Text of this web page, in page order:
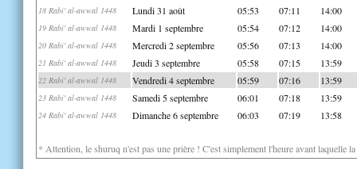
18 Rabi' al-awwal 1448 Lundi 31 août 05:53 07:11 14:00
19 Rabi' al-awwal 1448 Mardi 1 septembre 05:54 07:12 14:00
20 Rabi' al-awwal 1448 Mercredi 2 septembre 05:56 07:13 14:00
21 Rabi' al-awwal 1448 Jeudi 3 septembre 05:58 07:15 13:59
22 Rabi' al-awwal 1448 Vendredi 4 septembre 05:59 07:16 13:59
23 Rabi' al-awwal 1448 Samedi 5 septembre 06:01 07:18 13:59
24 Rabi' al-awwal 1448 Dimanche 6 septembre 06:03 07:19 13:58
* Attention, le shuruq n'est pas une prière ! C'est simplement l'heure avant laquelle